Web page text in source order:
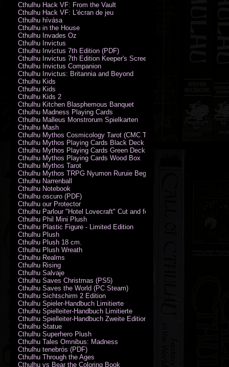
Cthulhu Hack VF: From the Vault
Cthulhu Hack VF: L'écran de jeu
Cthulhu hívása
Cthulhu in the House
Cthulhu Invades Oz
Cthulhu Invictus
Cthulhu Invictus 7th Edition (PDF)
Cthulhu Invictus 7th Edition Keeper's Screen
Cthulhu Invictus Companion
Cthulhu Invictus: Britannia and Beyond
Cthulhu Kids
Cthulhu Kids
Cthulhu Kids 2
Cthulhu Kitchen Blasphemous Banquet
Cthulhu Madness Playing Cards
Cthulhu Malleus Monstrorum Spielkarten
Cthulhu Mash
Cthulhu Mythos Cosmicology Tarot (CMC Tarot - Old Whispers)
Cthulhu Mythos Playing Cards Black Deck
Cthulhu Mythos Playing Cards Green Deck
Cthulhu Mythos Playing Cards Wood Box
Cthulhu Mythos Tarot
Cthulhu Mythos TRPG Nyumon Ruruie Beginners
Cthulhu Narrenball
Cthulhu Notebook
Cthulhu oscuro (PDF)
Cthulhu our Protector
Cthulhu Parlour "Hotel Lovecraft" Cut and fold Game-Cards
Cthulhu Phil Mini Plush
Cthulhu Plastic Figure - Limited Edition
Cthulhu Plush
Cthulhu Plush 18 cm.
Cthulhu Plush Wreath
Cthulhu Realms
Cthulhu Rising
Cthulhu Salvaje
Cthulhu Saves Christmas (PS5)
Cthulhu Saves the World (PC Steam)
Cthulhu Sichtschirm 2 Edition
Cthulhu Spieler-Handbuch Limitierte
Cthulhu Spielleiter-Handbuch Limitierte
Cthulhu Spielleiter-Handbuch Zweite Edition
Cthulhu Statue
Cthulhu Superhero Plush
Cthulhu Tales Omnibus: Madness
Cthulhu tenebrós (PDF)
Cthulhu Through the Ages
Cthulhu vs Bear the Coloring Book